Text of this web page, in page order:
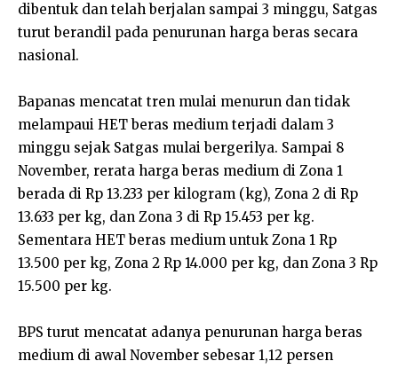
dibentuk dan telah berjalan sampai 3 minggu, Satgas
turut berandil pada penurunan harga beras secara
nasional.
Bapanas mencatat tren mulai menurun dan tidak
melampaui HET beras medium terjadi dalam 3
minggu sejak Satgas mulai bergerilya. Sampai 8
November, rerata harga beras medium di Zona 1
berada di Rp 13.233 per kilogram (kg), Zona 2 di Rp
13.633 per kg, dan Zona 3 di Rp 15.453 per kg.
Sementara HET beras medium untuk Zona 1 Rp
13.500 per kg, Zona 2 Rp 14.000 per kg, dan Zona 3 Rp
15.500 per kg.
BPS turut mencatat adanya penurunan harga beras
medium di awal November sebesar 1,12 persen